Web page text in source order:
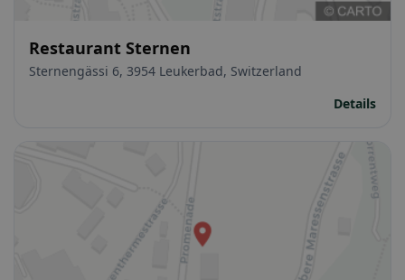
Restaurant Sternen
Sternengässi 6, 3954 Leukerbad, Switzerland
Details